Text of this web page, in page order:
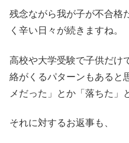
残念ながら我が子が不合格
く辛い日々が続きますね。
高校や大学受験で子供だけ
絡がくるパターンもあると
メだった」とか「落ちた」
それに対するお返事も、